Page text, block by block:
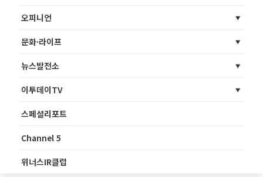
오피니언
문화·라이프
뉴스발전소
이투데이TV
스페셜리포트
Channel 5
위너스IR클럽